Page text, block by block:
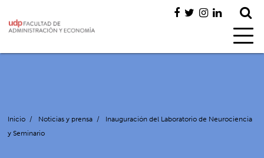
Inicio / Noticias y prensa /
Inauguración del Laboratorio de Neurociencia
y Seminario